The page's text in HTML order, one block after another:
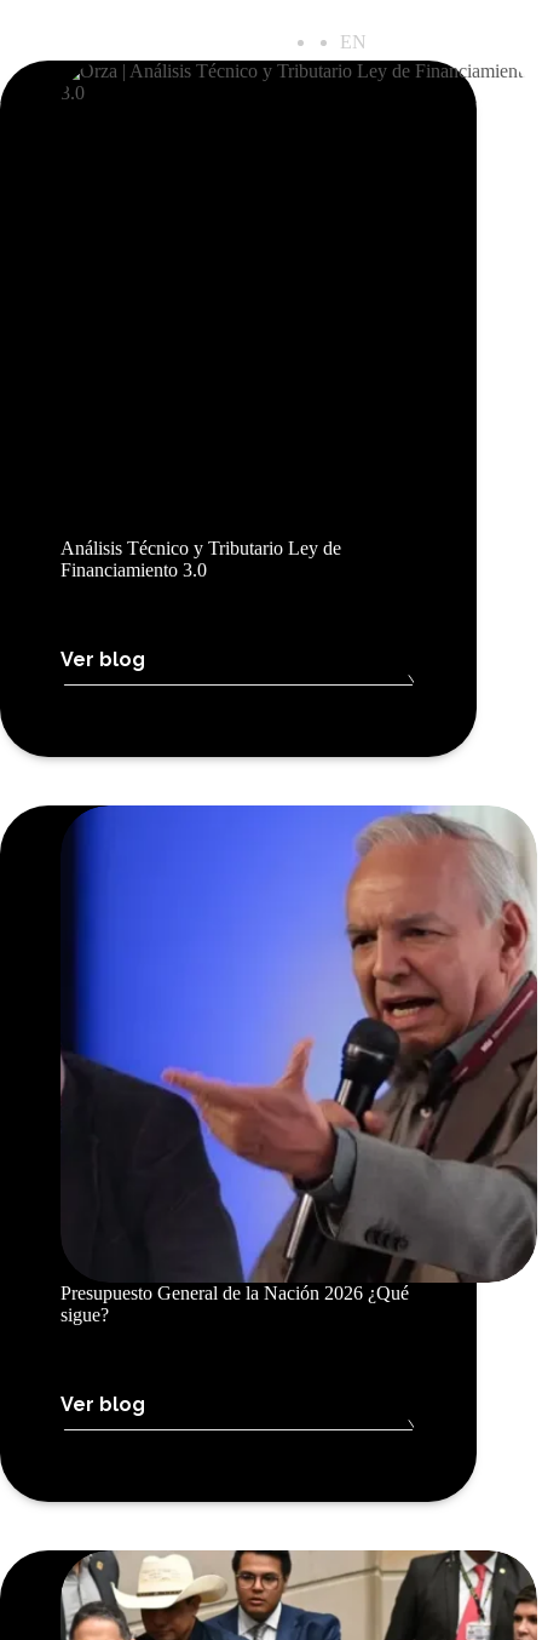
ES EN
Análisis Técnico y Tributario Ley de
Financiamiento 3.0
Ver blog
Presupuesto General de la Nación 2026 ¿Qué
sigue?
Ver blog